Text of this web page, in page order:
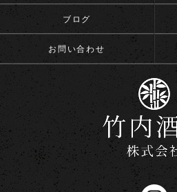
ブログ
お問い合わせ